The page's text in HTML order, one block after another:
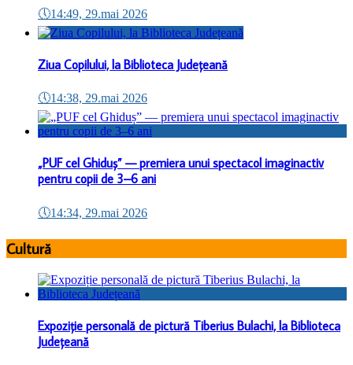
🕔14:49, 29.mai 2026
Ziua Copilului, la Biblioteca Județeană
🕔14:38, 29.mai 2026
„PUF cel Ghiduș” — premiera unui spectacol imaginactiv
pentru copii de 3–6 ani
🕔14:34, 29.mai 2026
Cultură
Expoziție personală de pictură Tiberius Bulachi, la Biblioteca
Județeană